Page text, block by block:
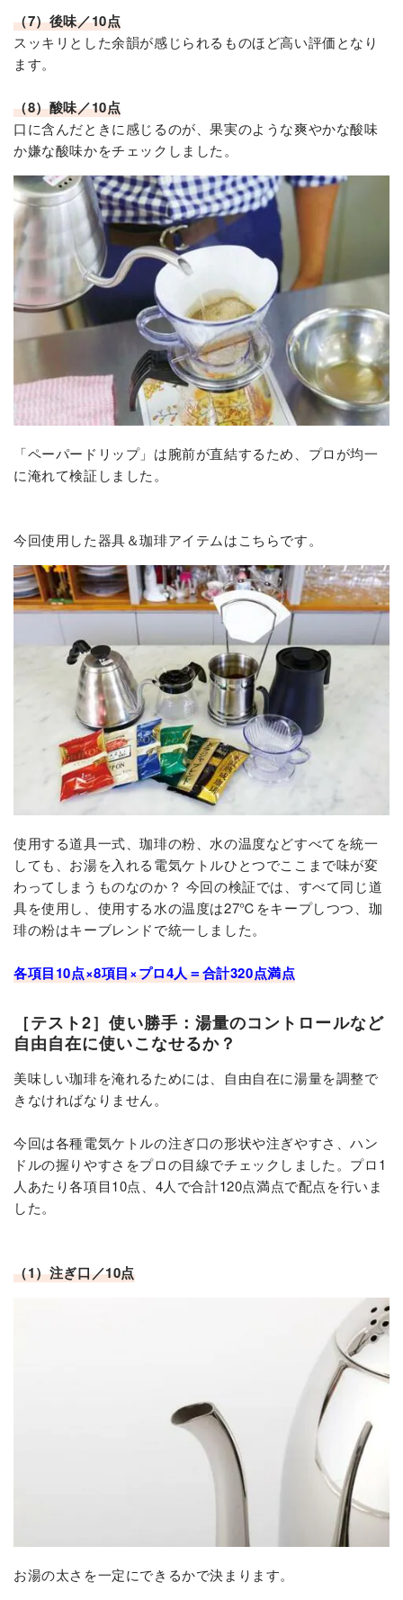
（7）後味／10点
スッキリとした余韻が感じられるものほど高い評価となり
ます。
（8）酸味／10点
口に含んだときに感じるのが、果実のような爽やかな酸味
か嫌な酸味かをチェックしました。
「ペーパードリップ」は腕前が直結するため、プロが均一
に淹れて検証しました。
今回使用した器具＆珈琲アイテムはこちらです。
使用する道具一式、珈琲の粉、水の温度などすべてを統一
しても、お湯を入れる電気ケトルひとつでここまで味が変
わってしまうものなのか？ 今回の検証では、すべて同じ道
具を使用し、使用する水の温度は27℃をキープしつつ、珈
琲の粉はキーブレンドで統一しました。
各項目10点×8項目×プロ4人＝合計320点満点
［テスト2］使い勝手：湯量のコントロールなど
自由自在に使いこなせるか？
美味しい珈琲を淹れるためには、自由自在に湯量を調整で
きなければなりません。
今回は各種電気ケトルの注ぎ口の形状や注ぎやすさ、ハン
ドルの握りやすさをプロの目線でチェックしました。プロ1
人あたり各項目10点、4人で合計120点満点で配点を行いま
した。
（1）注ぎ口／10点
お湯の太さを一定にできるかで決まります。